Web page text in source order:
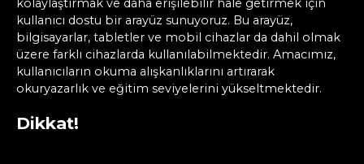
kolaylaştırmak ve daha erişilebilir hale getirmek için
kullanıcı dostu bir arayüz sunuyoruz. Bu arayüz,
bilgisayarlar, tabletler ve mobil cihazlar da dahil olmak
üzere farklı cihazlarda kullanılabilmektedir. Amacımız,
kullanıcıların okuma alışkanlıklarını artırarak
okuryazarlık ve eğitim seviyelerini yükseltmektedir.
Dikkat!